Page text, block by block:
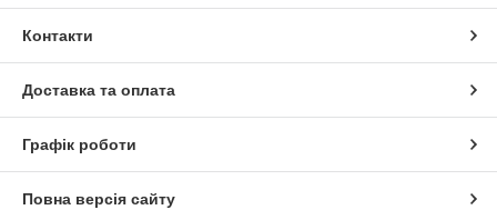
Контакти
Доставка та оплата
Графік роботи
Повна версія сайту